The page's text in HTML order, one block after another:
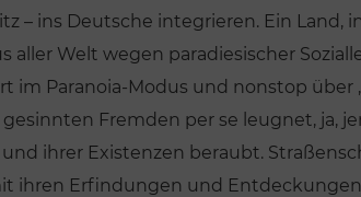
– ins Deutsche integrieren. Ein Land,
aller Welt wegen paradiesischer
im Paranoia-Modus und nonstop
Fremden per se leugnet, ja,
ihrer Existenzen beraubt.
ihren Erfindungen und